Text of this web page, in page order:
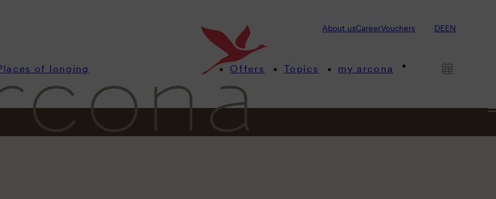
About usCareerVouchers DEEN
of longing Offers Topics my arcona